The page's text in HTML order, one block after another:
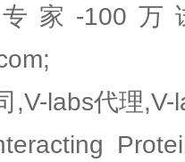
家-100万
,V-labs代理